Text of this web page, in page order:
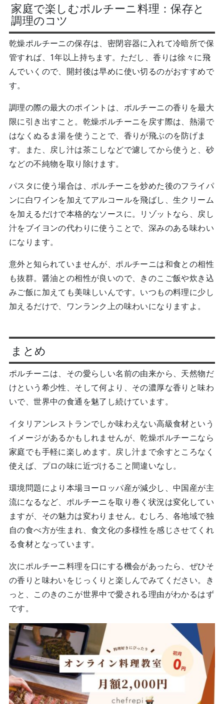
家庭で楽しむポルチーニ料理：保存と
調理のコツ
乾燥ポルチーニの保存は、密閉容器に入れて冷暗所で保
管すれば、1年以上持ちます。ただし、香りは徐々に飛
んでいくので、開封後は早めに使い切るのがおすすめで
す。
調理の際の最大のポイントは、ポルチーニの香りを最大
限に引き出すこと。乾燥ポルチーニを戻す際は、熱湯で
はなくぬるま湯を使うことで、香りが飛ぶのを防げま
す。また、戻し汁は茶こしなどで濾してから使うと、砂
などの不純物を取り除けます。
パスタに使う場合は、ポルチーニを炒めた後のフライパ
ンに白ワインを加えてアルコールを飛ばし、生クリーム
を加えるだけで本格的なソースに。リゾットなら、戻し
汁をブイヨンの代わりに使うことで、深みのある味わい
になります。
意外と知られていませんが、ポルチーニは和食との相性
も抜群。醤油との相性が良いので、きのこご飯や炊き込
みご飯に加えても美味しいんです。いつもの料理に少し
加えるだけで、ワンランク上の味わいになりますよ。
まとめ
ポルチーニは、その愛らしい名前の由来から、天然物だ
けという希少性、そして何より、その濃厚な香りと味わ
いで、世界中の食通を魅了し続けています。
イタリアンレストランでしか味わえない高級食材という
イメージがあるかもしれませんが、乾燥ポルチーニなら
家庭でも手軽に楽しめます。戻し汁まで余すところなく
使えば、プロの味に近づけること間違いなし。
環境問題により本場ヨーロッパ産が減少し、中国産が主
流になるなど、ポルチーニを取り巻く状況は変化してい
ますが、その魅力は変わりません。むしろ、各地域で独
自の食べ方が生まれ、食文化の多様性を感じさせてくれ
る食材となっています。
次にポルチーニ料理を口にする機会があったら、ぜひそ
の香りと味わいをじっくりと楽しんでみてください。き
っと、このきのこが世界中で愛される理由がわかるはず
です。